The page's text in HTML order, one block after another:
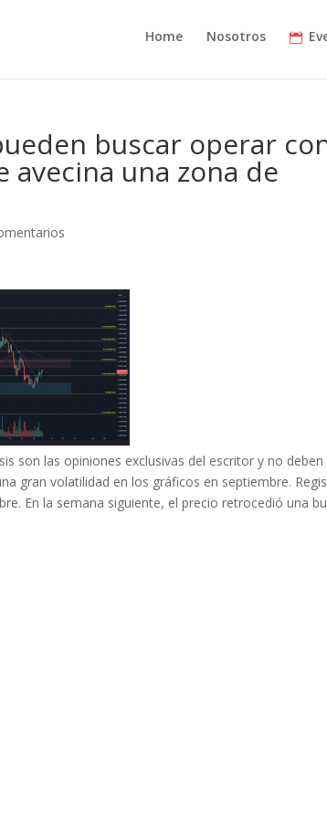
Home Nosotros
buscar operar
avecina una zona de
son las opiniones exclusivas del escritor y no deben
gran volatilidad en los gráficos en septiembre.
En la semana siguiente, el precio retrocedió una